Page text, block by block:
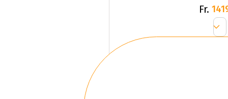
Fr.